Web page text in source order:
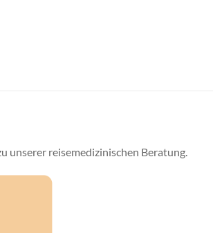
unserer reisemedizinischen Beratung.